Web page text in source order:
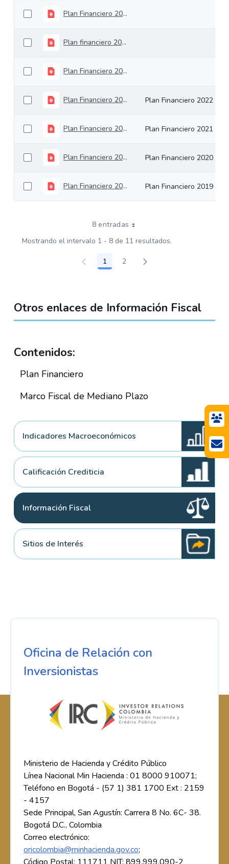
Plan Financiero 2016
Plan financiero 2023
Plan Financiero 2024
Plan Financiero 2022 Plan Financiero 2022
Plan Financiero 2021 Plan Financiero 2021
Plan Financiero 2020 Plan Financiero 2020
Plan Financiero 2019 Plan Financiero 2019
8 entradas
Mostrando el intervalo 1 - 8 de 11 resultados.
Página
1 Página
2
Otros enlaces de Información Fiscal
Contenidos:
Plan Financiero
Marco Fiscal de Mediano Plazo
Indicadores Macroeconómicos
Calificación Crediticia
Información Fiscal
Sitios de Interés
Oficina de Relación con
Inversionistas
Ministerio de Hacienda y Crédito Público
Línea Nacional Min Hacienda : 01 8000 910071;
Teléfono en Bogotá - (57 1) 381 1700 Ext : 2159
- 4157
Sede Principal, San Agustín: Carrera 8 No. 6C- 38.
Bogotá D.C., Colombia
Correo electrónico:
oricolombia@minhacienda.gov.co;